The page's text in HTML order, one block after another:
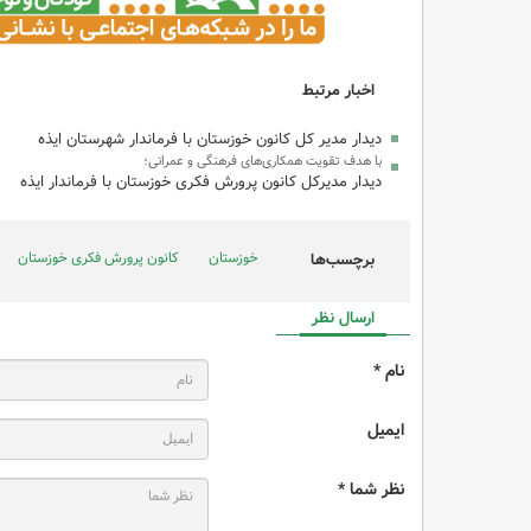
اخبار مرتبط
دیدار مدیر کل کانون خوزستان با فرماندار شهرستان ایذه
با هدف تقویت همکاری‌های فرهنگی و عمرانی؛
دیدار مدیرکل کانون پرورش فکری خوزستان با فرماندار ایذه
برچسب‌ها خوزستان کانون پرورش فکری خوزستان
ارسال نظر
نام *
ایمیل
نظر شما *